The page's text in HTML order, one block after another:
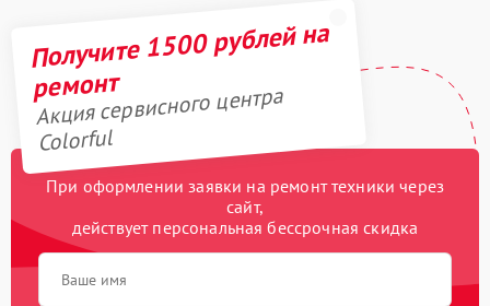
Получите 1500 рублей на
ремонт
Акция сервисного центра
Colorful
При оформлении заявки на ремонт техники через
сайт,
действует персональная бессрочная скидка